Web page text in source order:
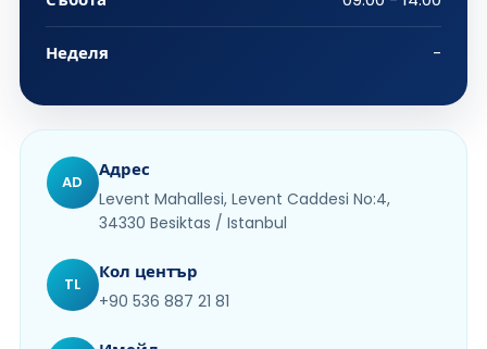
Неделя -
AD
Адрес
Levent Mahallesi, Levent Caddesi No:4,
34330 Besiktas / Istanbul
TL
Кол център
+90 536 887 21 81